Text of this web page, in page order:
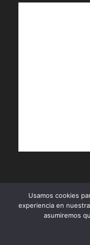
Política de Cookies
Diseñado porÁBACO
Usamos cookies
experiencia en
asumiremos